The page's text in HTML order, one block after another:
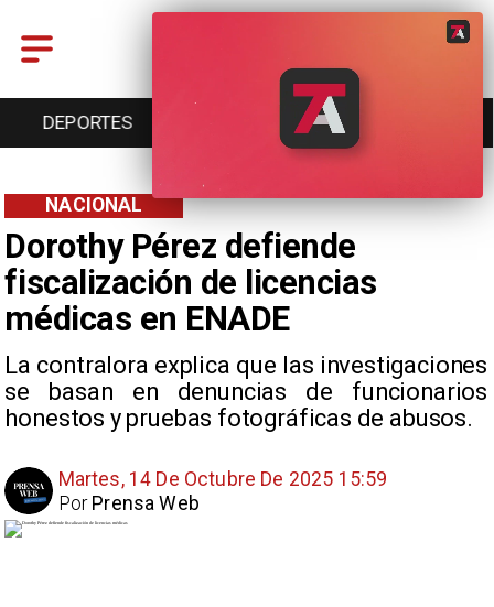
DEPORTES
Dorothy Pérez defiende
fiscalización de licencias
médicas en ENADE
La contralora explica que las investigaciones
se basan en denuncias de funcionarios
honestos y pruebas fotográficas de abusos.
NACIONAL
Martes, 14 De Octubre De 2025 15:59
Prensa Web
Por